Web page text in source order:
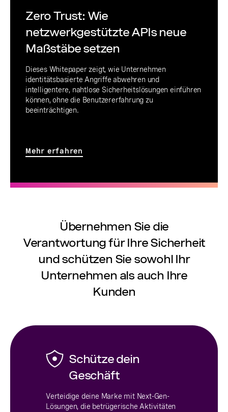
Zero Trust: Wie
netzwerkgestützte APIs neue
Maßstäbe setzen
Dieses Whitepaper zeigt, wie Unternehmen
identitätsbasierte Angriffe abwehren und
intelligentere, nahtlose Sicherheitslösungen einführen
können, ohne die Benutzererfahrung zu
beeinträchtigen.
Mehr erfahren
Übernehmen Sie die
Verantwortung für Ihre Sicherheit
und schützen Sie sowohl Ihr
Unternehmen als auch Ihre
Kunden
Schütze dein
Geschäft
Verteidige deine Marke mit Next-Gen-
Lösungen, die betrügerische Aktivitäten